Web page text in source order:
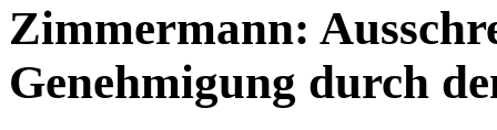
Zimmermann:
Genehmigung durch